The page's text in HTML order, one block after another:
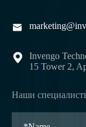


Invengo
15 Tower 2,
Наши